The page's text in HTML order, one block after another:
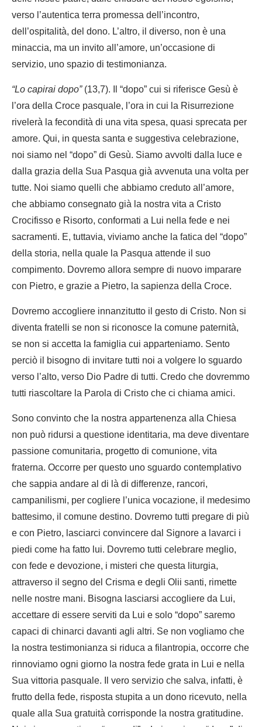
verso l’autentica terra promessa dell’incontro,
dell’ospitalità, del dono. L’altro, il diverso, non è una
minaccia, ma un invito all’amore, un’occasione di
servizio, uno spazio di testimonianza.
“Lo capirai dopo”(13,7). Il “dopo” cui si riferisce Gesù è
l’ora della Croce pasquale, l’ora in cui la Risurrezione
rivelerà la fecondità di una vita spesa, quasi sprecata per
amore. Qui, in questa santa e suggestiva celebrazione,
noi siamo nel “dopo” di Gesù. Siamo avvolti dalla luce e
dalla grazia della Sua Pasqua già avvenuta una volta per
tutte. Noi siamo quelli che abbiamo creduto all’amore,
che abbiamo consegnato già la nostra vita a Cristo
Crocifisso e Risorto, conformati a Lui nella fede e nei
sacramenti. E, tuttavia, viviamo anche la fatica del “dopo”
della storia, nella quale la Pasqua attende il suo
compimento. Dovremo allora sempre di nuovo imparare
con Pietro, e grazie a Pietro, la sapienza della Croce.
Dovremo accogliere innanzitutto il gesto di Cristo. Non si
diventa fratelli se non si riconosce la comune paternità,
se non si accetta la famiglia cui apparteniamo. Sento
perciò il bisogno di invitare tutti noi a volgere lo sguardo
verso l’alto, verso Dio Padre di tutti. Credo che dovremmo
tutti riascoltare la Parola di Cristo che ci chiama amici.
Sono convinto che la nostra appartenenza alla Chiesa
non può ridursi a questione identitaria, ma deve diventare
passione comunitaria, progetto di comunione, vita
fraterna. Occorre per questo uno sguardo contemplativo
che sappia andare al di là di differenze, rancori,
campanilismi,per cogliere l’unica vocazione, il medesimo
battesimo, il comune destino. Dovremo tutti pregare di più
e con Pietro, lasciarci convincere dal Signore a lavarci i
piedi come ha fatto lui. Dovremo tutti celebrare meglio,
con fede e devozione, i misteri che questa liturgia,
attraverso il segno del Crisma e degli Olii santi, rimette
nelle nostre mani. Bisogna lasciarsi accogliere da Lui,
accettare di essere serviti da Lui e solo “dopo” saremo
capaci di chinarci davanti agli altri. Se non vogliamo che
la nostra testimonianza si riduca a filantropia, occorre che
rinnoviamo ogni giorno la nostra fede grata in Lui e nella
Sua vittoria pasquale. Il vero servizio che salva, infatti, è
frutto della fede, risposta stupita a un dono ricevuto, nella
quale alla Sua gratuità corrisponde la nostra gratitudine.